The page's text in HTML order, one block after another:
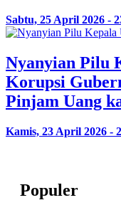
Sabtu, 25 April 2026 -
Nyanyian Pilu
Korupsi
Pinjam Uang
Kamis, 23 April 2026 -
Populer